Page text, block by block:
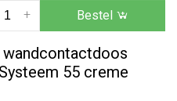
+ Bestel
wandcontactdoos
55 creme